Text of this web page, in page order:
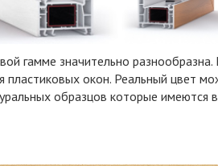
гамме значительно
окон. Реальный цвет
образцов которые имеются